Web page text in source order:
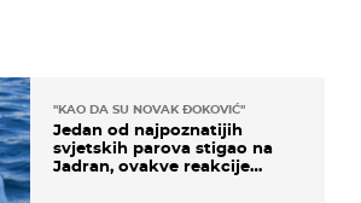
"KAO DA SU NOVAK ĐOKOVIĆ"
Jedan od najpoznatijih
svjetskih parova stigao na
Jadran, ovakve reakcije